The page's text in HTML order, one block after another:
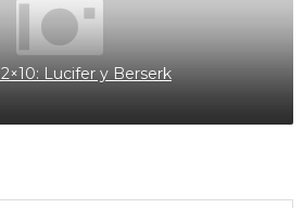
Lucifer y Berserk